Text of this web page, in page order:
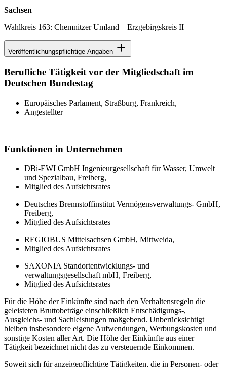
Sachsen
Wahlkreis 163: Chemnitzer Umland – Erzgebirgskreis II
Veröffentlichungspflichtige Angaben
Berufliche Tätigkeit vor der Mitgliedschaft im
Deutschen Bundestag
Europäisches Parlament, Straßburg, Frankreich,
Angestellter
Funktionen in Unternehmen
DBi-EWI GmbH Ingenieurgesellschaft für Wasser, Umwelt
und Spezialbau, Freiberg,
Mitglied des Aufsichtsrates
Deutsches Brennstoffinstitut Vermögensverwaltungs- GmbH,
Freiberg,
Mitglied des Aufsichtsrates
REGIOBUS Mittelsachsen GmbH, Mittweida,
Mitglied des Aufsichtsrates
SAXONIA Standortentwicklungs- und
verwaltungsgesellschaft mbH, Freiberg,
Mitglied des Aufsichtsrates
Für die Höhe der Einkünfte sind nach den Verhaltensregeln die
geleisteten Bruttobeträge einschließlich Entschädigungs-,
Ausgleichs- und Sachleistungen maßgebend. Unberücksichtigt
bleiben insbesondere eigene Aufwendungen, Werbungskosten und
sonstige Kosten aller Art. Die Höhe der Einkünfte aus einer
Tätigkeit bezeichnet nicht das zu versteuernde Einkommen.
Soweit sich für anzeigepflichtige Tätigkeiten, die in Personen- oder